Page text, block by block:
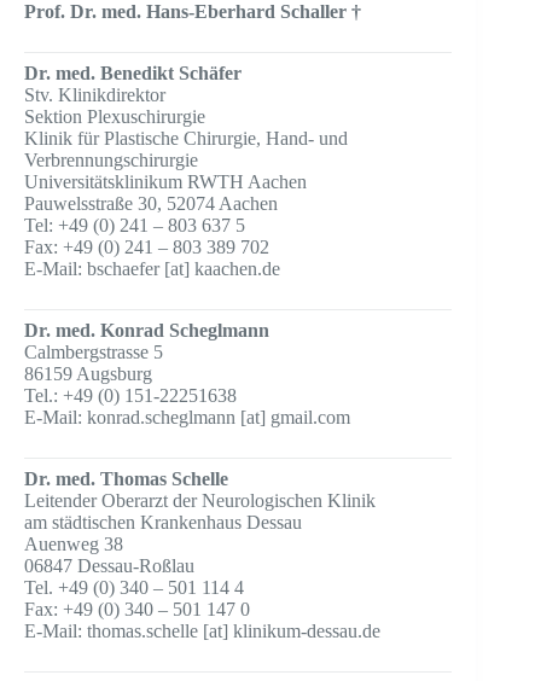
Prof. Dr. med. Hans-Eberhard Schaller †
Dr. med. Benedikt Schäfer
Stv. Klinikdirektor
Sektion Plexuschirurgie
Klinik für Plastische Chirurgie, Hand- und
Verbrennungschirurgie
Universitätsklinikum RWTH Aachen
Pauwelsstraße 30, 52074 Aachen
Tel: +49 (0) 241 – 803 637 5
Fax: +49 (0) 241 – 803 389 702
E-Mail: bschaefer [at] kaachen.de
Dr. med. Konrad Scheglmann
Calmbergstrasse 5
86159 Augsburg
Tel.: +49 (0) 151-22251638
E-Mail: konrad.scheglmann [at] gmail.com
Dr. med. Thomas Schelle
Leitender Oberarzt der Neurologischen Klinik
am städtischen Krankenhaus Dessau
Auenweg 38
06847 Dessau-Roßlau
Tel. +49 (0) 340 – 501 114 4
Fax: +49 (0) 340 – 501 147 0
E-Mail: thomas.schelle [at] klinikum-dessau.de